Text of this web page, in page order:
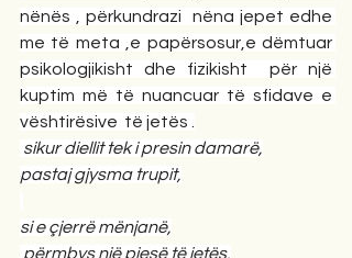
nënës , përkundrazi  nëna jepet edhe
me të meta ,e papërsosur,e dëmtuar
psikologjikisht dhe fizikisht  për një
kuptim më të nuancuar të sfidave e
vështirësive  të jetës .
sikur diellit tek i presin damarë,
pastaj gjysma trupit,
si e çjerrë mënjanë,
përmbys një pjesë të jetës,